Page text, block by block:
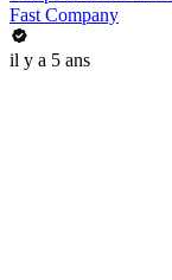
Fast Company
il y a 5 ans